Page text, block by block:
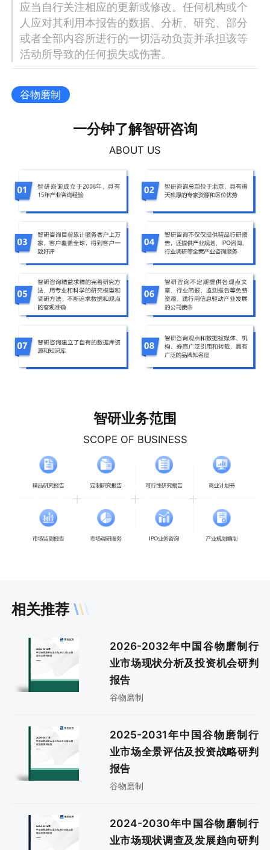
应当自行关注相应的更新或修改。任何机构或个
人应对其利用本报告的数据、分析、研究、部分
或者全部内容所进行的一切活动负责并承担该等
活动所导致的任何损失或伤害。
谷物磨制
一分钟了解智研咨询
ABOUT US
智研业务范围
SCOPE OF BUSINESS
相关推荐
2026-2032年中国谷物磨制行
业市场现状分析及投资机会研判
报告
谷物磨制
2025-2031年中国谷物磨制行
业市场全景评估及投资战略研判
报告
谷物磨制
2024-2030年中国谷物磨制行
业市场现状调查及发展趋向研判